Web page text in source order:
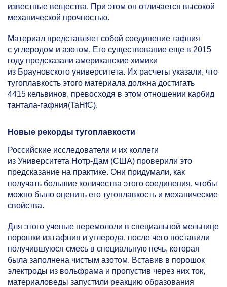
известные вещества. При этом он отличается высокой
механической прочностью.
Материал представляет собой соединение гафния
с углеродом и азотом. Его существование еще в 2015
году предсказали американские химики
из Брауновского университета. Их расчеты указали, что
тугоплавкость этого материала должна достигать
4415 кельвинов, превосходя в этом отношении карбид
тантала-гафния(TaHfC).
Новые рекорды тугоплавкости
Российские исследователи и их коллеги
из Университета Нотр-Дам (США) проверили это
предсказание на практике. Они придумали, как
получать большие количества этого соединения, чтобы
можно было оценить его тугоплавкость и механические
свойства.
Для этого ученые перемололи в специальной мельнице
порошки из гафния и углерода, после чего поставили
получившуюся смесь в специальную печь, которая
была заполнена чистым азотом. Вставив в порошок
электроды из вольфрама и пропустив через них ток,
материаловеды запустили реакцию образования